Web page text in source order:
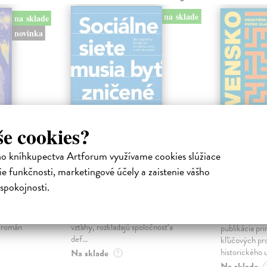
cookies?
kníhkupectva Artforum využívame cookies slúžiace
funkčnosti, marketingové účely a zaistenie vášho
na sklade
novinka
na sklade
Sociálne siete musia
byť zničené
vzťahy, rozkladajú spoločnosť a
def...
Na sklade ?
sme.
publikácia
kľúčových
historického